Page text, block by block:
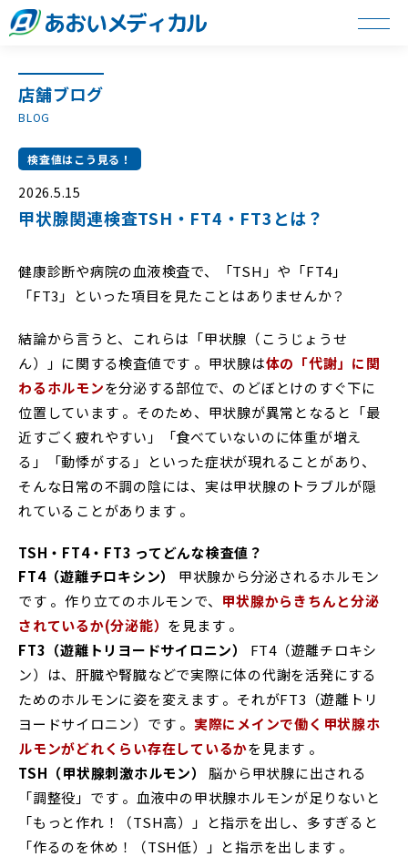
店舗ブログ
BLOG
検査値はこう見る！
2026.5.15
甲状腺関連検査TSH・FT4・FT3とは？
健康診断や病院の血液検査で、「TSH」や「FT4」
「FT3」といった項目を見たことはありませんか？
結論から言うと、これらは「甲状腺（こうじょうせ
ん）」に関する検査値です 。甲状腺は体の「代謝」に関
わるホルモンを分泌する部位で、のどぼとけのすぐ下に
位置しています 。そのため、甲状腺が異常となると「最
近すごく疲れやすい」「食べていないのに体重が増え
る」「動悸がする」といった症状が現れることがあり、
そんな日常の不調の陰には、実は甲状腺のトラブルが隠
れていることがあります 。
TSH・FT4・FT3 ってどんな検査値？
FT4（遊離チロキシン）
甲状腺から分泌されるホルモン
です 。作り立てのホルモンで、 甲状腺からきちんと分泌
されているか(分泌能） を見ます 。
FT3（遊離トリヨードサイロニン）
FT4（遊離チロキシ
ン）は、肝臓や腎臓などで実際に体の代謝を活発にする
ためのホルモンに姿を変えます 。それがFT3（遊離トリ
ヨードサイロニン）です 。 実際にメインで働く甲状腺ホ
ルモンがどれくらい存在しているかを見ます 。
TSH （甲状腺刺激ホルモン）
脳から甲状腺に出される
「調整役」です 。血液中の甲状腺ホルモンが足りないと
「もっと作れ！（TSH高）」と指示を出し、多すぎると
「作るのを休め！（TSH低）」と指示を出します 。